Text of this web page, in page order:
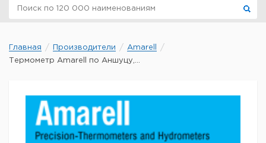
Главная Производители
Amarell
Термометр Amarell по Аншуцу,...